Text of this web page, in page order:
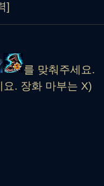
]
를 맞춰주세요.
. 장화 마부는 X)